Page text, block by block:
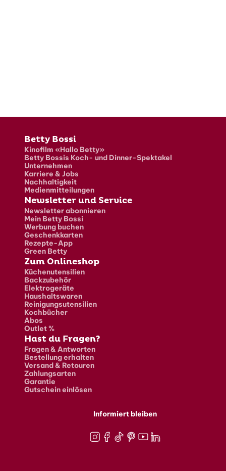
Fusszeile
Betty Bossi
Kinofilm «Hallo Betty»
Betty Bossis Koch- und Dinner-Spektakel
Unternehmen
Karriere & Jobs
Nachhaltigkeit
Medienmitteilungen
Newsletter und Service
Newsletter abonnieren
Mein Betty Bossi
Werbung buchen
Geschenkkarten
Rezepte-App
Green Betty
Zum Onlineshop
Küchenutensilien
Backzubehör
Elektrogeräte
Haushaltswaren
Reinigungsutensilien
Kochbücher
Abos
Outlet %
Hast du Fragen?
Fragen & Antworten
Bestellung erhalten
Versand & Retouren
Zahlungsarten
Garantie
Gutschein einlösen
Informiert bleiben